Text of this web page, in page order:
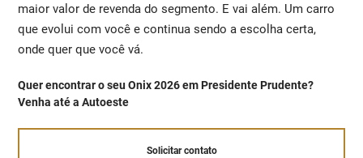
maior valor de revenda do segmento. E vai além. Um carro
que evolui com você e continua sendo a escolha certa,
onde quer que você vá.
Quer encontrar o seu Onix 2026 em Presidente Prudente?
Venha até a Autoeste
Solicitar contato